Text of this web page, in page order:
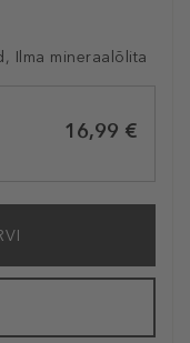
Ilma mineraalõlita
16,99 €